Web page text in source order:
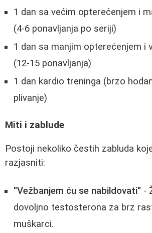
1 dan sa većim opterećenjem i
(4-6 ponavljanja po seriji)
1 dan sa manjim opterećenjem i
(12-15 ponavljanja)
1 dan kardio treninga (brzo
plivanje)
Miti i zablude
Postoji nekoliko čestih zabluda
razjasniti:
"Vežbanjem ću se nabildovati" -
dovoljno testosterona za brz
muškarci.